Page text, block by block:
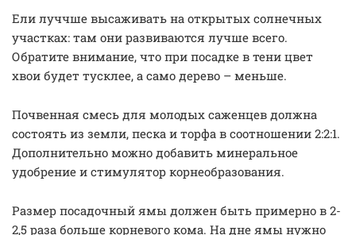
Ели луччше высаживать на открытых солнечных
участках: там они развиваются лучше всего.
Обратите внимание, что при посадке в тени цвет
хвои будет тусклее, а само дерево – меньше.
Почвенная смесь для молодых саженцев должна
состоять из земли, песка и торфа в соотношении 2:2:1.
Дополнительно можно добавить минеральное
удобрение и стимулятор корнеобразования.
Размер посадочный ямы должен быть примерно в 2-
2,5 раза больше корневого кома. На дне ямы нужно